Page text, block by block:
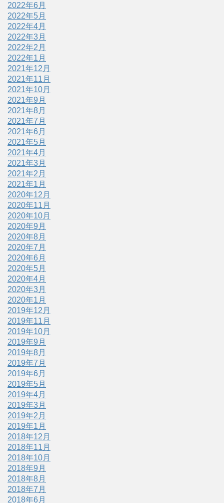
2022年6月
2022年5月
2022年4月
2022年3月
2022年2月
2022年1月
2021年12月
2021年11月
2021年10月
2021年9月
2021年8月
2021年7月
2021年6月
2021年5月
2021年4月
2021年3月
2021年2月
2021年1月
2020年12月
2020年11月
2020年10月
2020年9月
2020年8月
2020年7月
2020年6月
2020年5月
2020年4月
2020年3月
2020年1月
2019年12月
2019年11月
2019年10月
2019年9月
2019年8月
2019年7月
2019年6月
2019年5月
2019年4月
2019年3月
2019年2月
2019年1月
2018年12月
2018年11月
2018年10月
2018年9月
2018年8月
2018年7月
2018年6月